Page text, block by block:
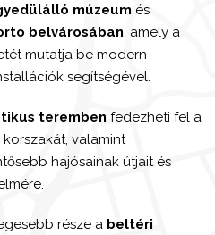
múzeum és
belvárosában , amely a
mutatja be modern
segítségével.
teremben fedezheti fel a
valamint
hajósainak útjait és
része a beltéri